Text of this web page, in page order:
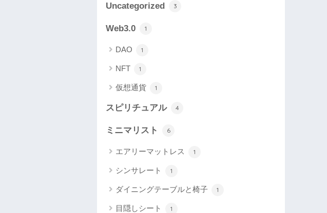
Uncategorized 3
Web3.0 1
DAO 1
NFT 1
仮想通貨 1
スピリチュアル 4
ミニマリスト 6
エアリーマットレス 1
シンサレート 1
ダイニングテーブルと椅子 1
目隠しシート 1